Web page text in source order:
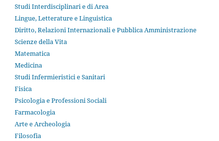
Studi Interdisciplinari e di Area
Lingue, Letterature e Linguistica
Diritto, Relazioni Internazionali e Pubblica Amministrazione
Scienze della Vita
Matematica
Medicina
Studi Infermieristici e Sanitari
Fisica
Psicologia e Professioni Sociali
Farmacologia
Arte e Archeologia
Filosofia